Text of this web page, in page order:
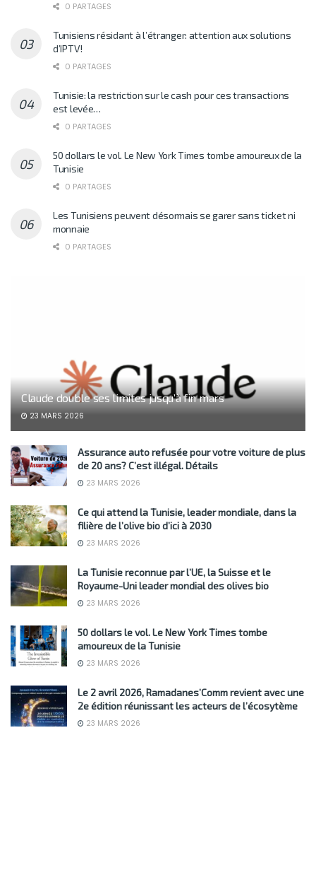
0 PARTAGES
Tunisiens résidant à l’étranger: attention aux solutions
d’IPTV!
0 PARTAGES
Tunisie: la restriction sur le cash pour ces transactions
est levée…
0 PARTAGES
50 dollars le vol. Le New York Times tombe amoureux de la
Tunisie
0 PARTAGES
Les Tunisiens peuvent désormais se garer sans ticket ni
monnaie
0 PARTAGES
Claude double ses limites jusqu’à fin mars
23 MARS 2026
Assurance auto refusée pour votre voiture de plus
de 20 ans? C’est illégal. Détails
23 MARS 2026
Ce qui attend la Tunisie, leader mondiale, dans la
filière de l’olive bio d’ici à 2030
23 MARS 2026
La Tunisie reconnue par l’UE, la Suisse et le
Royaume-Uni leader mondial des olives bio
23 MARS 2026
50 dollars le vol. Le New York Times tombe
amoureux de la Tunisie
23 MARS 2026
Le 2 avril 2026, Ramadanes’Comm revient avec une
2e édition réunissant les acteurs de l’écosytème
23 MARS 2026